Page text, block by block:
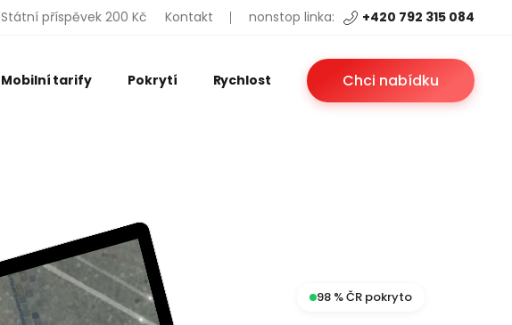
Státní příspěvek 200 Kč Kontakt nonstop linka: +420 792 315 084
Mobilní tarify Pokrytí Rychlost Chci nabídku
98 % ČR pokryto